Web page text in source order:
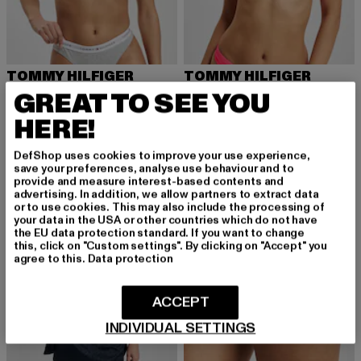
TOMMY HILFIGER
Unlined Triangle
18,80 EUR
Derzeitiger Preis: 18,80 EUR
39,99 EUR Aktionspreis: 39,99 EUR
TOMMY HILFIGER
Bralette Bikini
26,00 EUR
Derzeitiger Preis: 26,00 EUR
64,99 EUR
-53% -60%
GREAT TO SEE YOU
HERE!
DefShop uses cookies to improve your use experience,
save your preferences, analyse use behaviour and to
provide and measure interest-based contents and
advertising. In addition, we allow partners to extract data
or to use cookies. This may also include the processing of
your data in the USA or other countries which do not have
the EU data protection standard. If you want to change
this, click on "Custom settings". By clicking on "Accept" you
agree to this. Data protection
INDIVIDUAL SETTINGS
ACCEPT